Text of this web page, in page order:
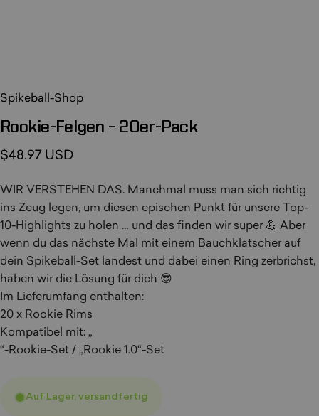
Spikeball-Shop
Rookie-Felgen – 20er-Pack
$48.97 USD
WIR VERSTEHEN DAS. Manchmal muss man sich richtig
ins Zeug legen, um diesen epischen Punkt für unsere Top-
10-Highlights zu holen … und das finden wir super 💪 Aber
wenn du das nächste Mal mit einem Bauchklatscher auf
dein Spikeball-Set landest und dabei einen Ring zerbrichst,
haben wir die Lösung für dich 😎
Im Lieferumfang enthalten:
20 x Rookie Rims
Kompatibel mit: „
“-Rookie-Set / „Rookie 1.0“-Set
Auf Lager, versandfertig